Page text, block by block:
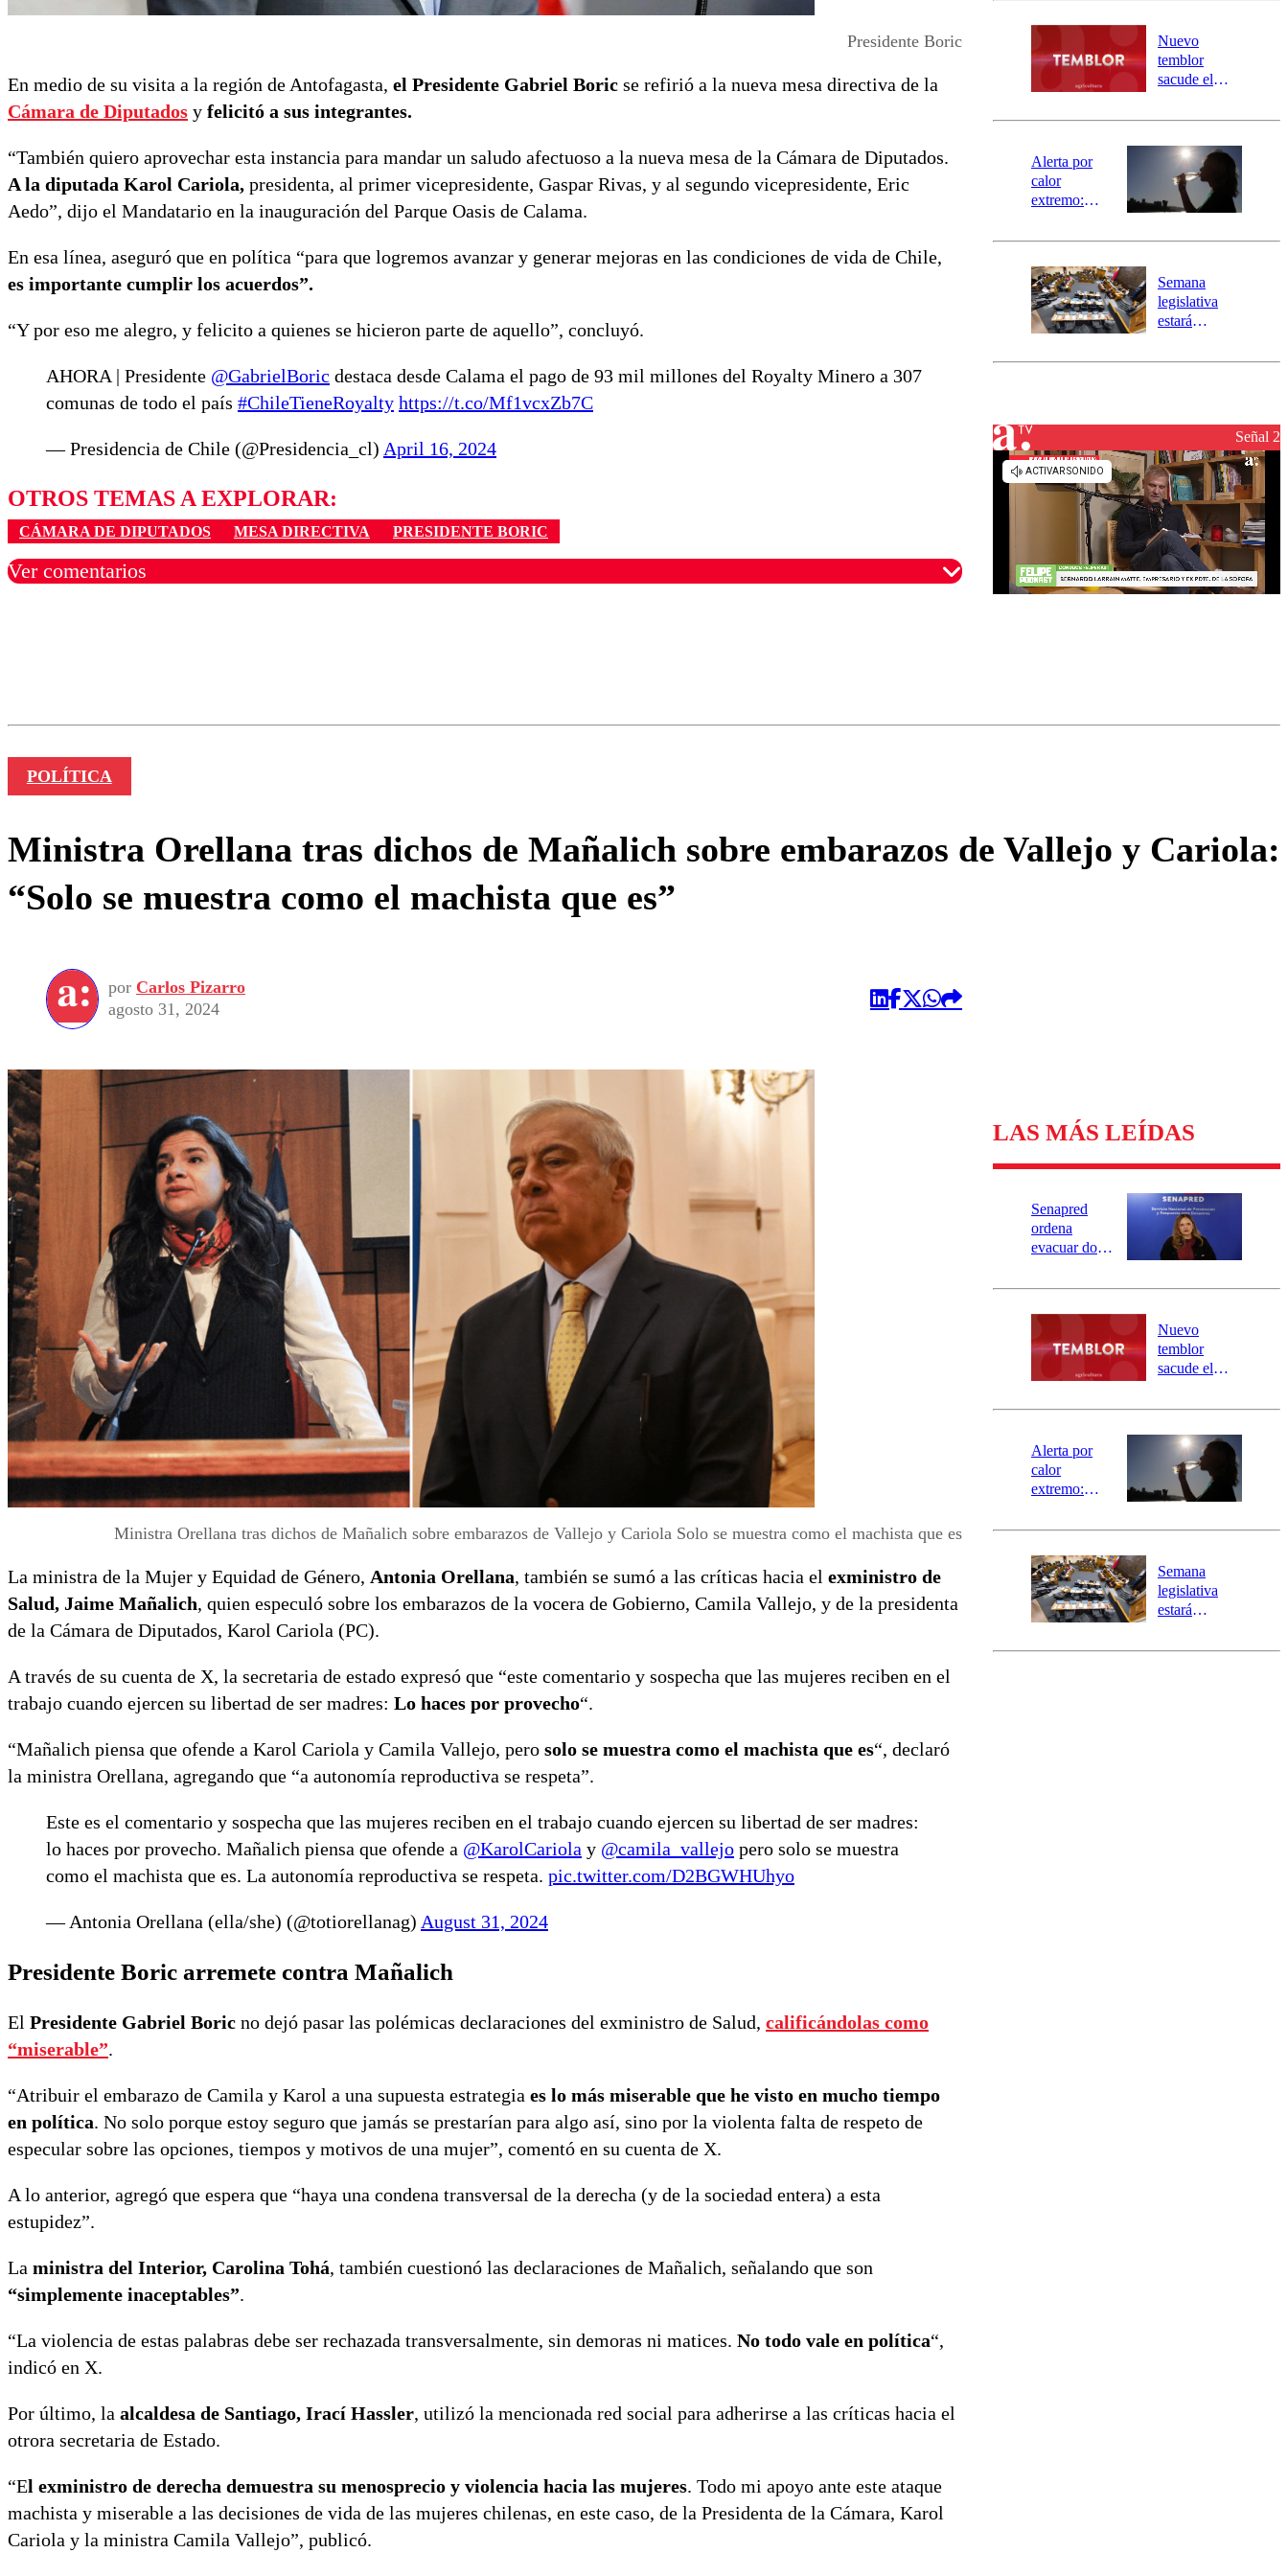
Presidente Boric
En medio de su visita a la región de Antofagasta, el Presidente Gabriel Boric se refirió a la nueva mesa directiva de la
Cámara de Diputados y felicitó a sus integrantes.
“También quiero aprovechar esta instancia para mandar un saludo afectuoso a la nueva mesa de la Cámara de Diputados.
A la diputada Karol Cariola, presidenta, al primer vicepresidente, Gaspar Rivas, y al segundo vicepresidente, Eric
Aedo”, dijo el Mandatario en la inauguración del Parque Oasis de Calama.
En esa línea, aseguró que en política “para que logremos avanzar y generar mejoras en las condiciones de vida de Chile,
es importante cumplir los acuerdos”.
“Y por eso me alegro, y felicito a quienes se hicieron parte de aquello”, concluyó.
AHORA | Presidente @GabrielBoric destaca desde Calama el pago de 93 mil millones del Royalty Minero a 307
comunas de todo el país #ChileTieneRoyalty https://t.co/Mf1vcxZb7C
— Presidencia de Chile (@Presidencia_cl) April 16, 2024
OTROS TEMAS A EXPLORAR:
CÁMARA DE DIPUTADOS MESA DIRECTIVA PRESIDENTE BORIC
Ver comentarios
río Damas:
activa
mensajería
SAE
Nuevo
temblor
sacude el
revisa la
epicentro
Alerta por
calor
extremo:
activa Alerta
Preventiva en
tres comunas
Semana
legislativa
estará
el fin de la
reconstrucciónSeñal 2
POLÍTICA
Ministra Orellana tras dichos de Mañalich sobre embarazos de Vallejo y Cariola:
“Solo se muestra como el machista que es”
por Carlos Pizarro
agosto 31, 2024
Ministra Orellana tras dichos de Mañalich sobre embarazos de Vallejo y Cariola Solo se muestra como el machista que es
La ministra de la Mujer y Equidad de Género, Antonia Orellana, también se sumó a las críticas hacia el exministro de
Salud, Jaime Mañalich, quien especuló sobre los embarazos de la vocera de Gobierno, Camila Vallejo, y de la presidenta
de la Cámara de Diputados, Karol Cariola (PC).
A través de su cuenta de X, la secretaria de estado expresó que “este comentario y sospecha que las mujeres reciben en el
trabajo cuando ejercen su libertad de ser madres: Lo haces por provecho“.
“Mañalich piensa que ofende a Karol Cariola y Camila Vallejo, pero solo se muestra como el machista que es“, declaró
la ministra Orellana, agregando que “a autonomía reproductiva se respeta”.
Este es el comentario y sospecha que las mujeres reciben en el trabajo cuando ejercen su libertad de ser madres:
lo haces por provecho. Mañalich piensa que ofende a @KarolCariola y @camila_vallejo pero solo se muestra
como el machista que es. La autonomía reproductiva se respeta. pic.twitter.com/D2BGWHUhyo
— Antonia Orellana (ella/she) (@totiorellanag) August 31, 2024
Presidente Boric arremete contra Mañalich
El Presidente Gabriel Boric no dejó pasar las polémicas declaraciones del exministro de Salud, calificándolas como
“miserable”.
“Atribuir el embarazo de Camila y Karol a una supuesta estrategia es lo más miserable que he visto en mucho tiempo
en política. No solo porque estoy seguro que jamás se prestarían para algo así, sino por la violenta falta de respeto de
especular sobre las opciones, tiempos y motivos de una mujer”, comentó en su cuenta de X.
A lo anterior, agregó que espera que “haya una condena transversal de la derecha (y de la sociedad entera) a esta
estupidez”.
La ministra del Interior, Carolina Tohá, también cuestionó las declaraciones de Mañalich, señalando que son
“simplemente inaceptables”.
“La violencia de estas palabras debe ser rechazada transversalmente, sin demoras ni matices. No todo vale en política“,
indicó en X.
Por último, la alcaldesa de Santiago, Irací Hassler, utilizó la mencionada red social para adherirse a las críticas hacia el
otrora secretaria de Estado.
“El exministro de derecha demuestra su menosprecio y violencia hacia las mujeres. Todo mi apoyo ante este ataque
machista y miserable a las decisiones de vida de las mujeres chilenas, en este caso, de la Presidenta de la Cámara, Karol
Cariola y la ministra Camila Vallejo”, publicó.
LAS MÁS LEÍDAS
Senapred
ordena
evacuar dos
Carahue por
río Damas:
activa
mensajería
SAE
Nuevo
temblor
sacude el
revisa la
epicentro
Alerta por
calor
extremo:
activa Alerta
Preventiva en
tres comunas
Semana
legislativa
estará
el fin de la